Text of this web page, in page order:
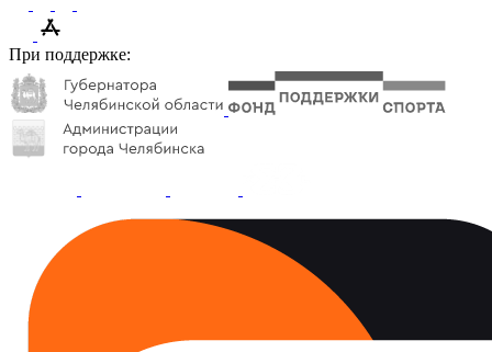
При поддержке: